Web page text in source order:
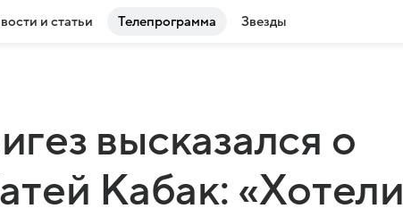
и статьи Телепрограмма Звезды
высказался о
Кабак: «Хотели